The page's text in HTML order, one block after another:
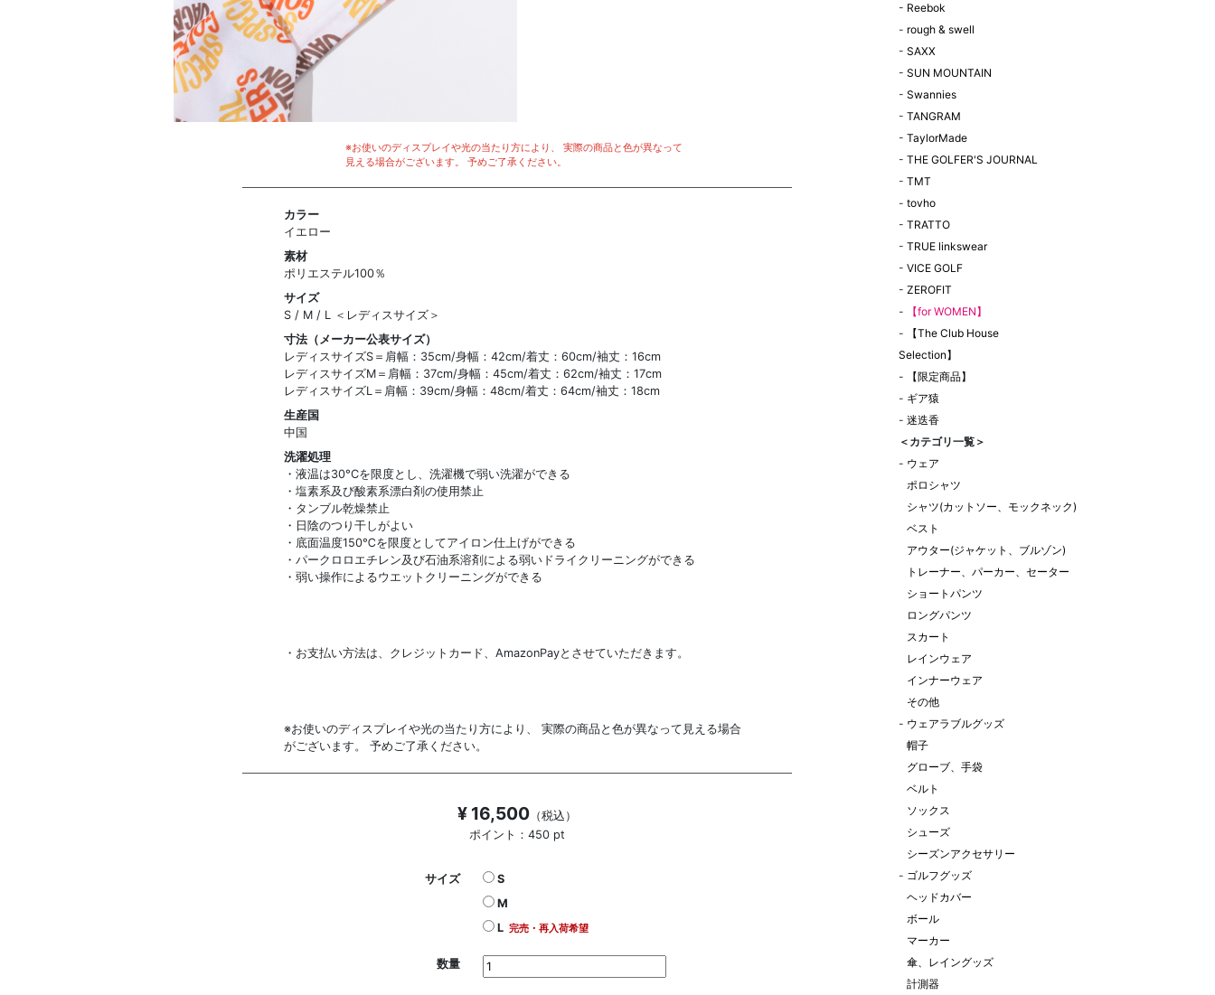
※お使いのディスプレイや光の当たり方により、 実際の商品と色が異なって
見える場合がございます。 予めご了承ください。
カラー
イエロー
素材
ポリエステル100％
サイズ
S / M / L ＜レディスサイズ＞
寸法（メーカー公表サイズ）
レディスサイズS＝肩幅：35cm/身幅：42cm/着丈：60cm/袖丈：16cm
レディスサイズM＝肩幅：37cm/身幅：45cm/着丈：62cm/袖丈：17cm
レディスサイズL＝肩幅：39cm/身幅：48cm/着丈：64cm/袖丈：18cm
生産国
中国
洗濯処理
・液温は30°Cを限度とし、洗濯機で弱い洗濯ができる
・塩素系及び酸素系漂白剤の使用禁止
・タンブル乾燥禁止
・日陰のつり干しがよい
・底面温度150℃を限度としてアイロン仕上げができる
・パークロロエチレン及び石油系溶剤による弱いドライクリーニングができる
・弱い操作によるウエットクリーニングができる
・お支払い方法は、クレジットカード、AmazonPayとさせていただきます。
※お使いのディスプレイや光の当たり方により、 実際の商品と色が異なって見える場合
がございます。 予めご了承ください。
¥ 16,500 （税込）
ポイント：450 pt
サイズ
S
M
L 完売・再入荷希望
数量
- Reebok
- rough & swell
- SAXX
- SUN MOUNTAIN
- Swannies
- TANGRAM
- TaylorMade
- THE GOLFER'S JOURNAL
- TMT
- tovho
- TRATTO
- TRUE linkswear
- VICE GOLF
- ZEROFIT
-
【for WOMEN】
-
【The Club House
Selection】
-
【限定商品】
- ギア猿
- 迷迭香
＜カテゴリ一覧＞
- ウェア
ポロシャツ
シャツ(カットソー、モックネック)
ベスト
アウター(ジャケット、ブルゾン)
トレーナー、パーカー、セーター
ショートパンツ
ロングパンツ
スカート
レインウェア
インナーウェア
その他
- ウェアラブルグッズ
帽子
グローブ、手袋
ベルト
ソックス
シューズ
シーズンアクセサリー
- ゴルフグッズ
ヘッドカバー
ボール
マーカー
傘、レイングッズ
計測器